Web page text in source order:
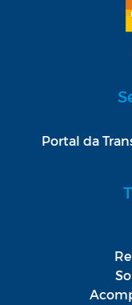
Portal da